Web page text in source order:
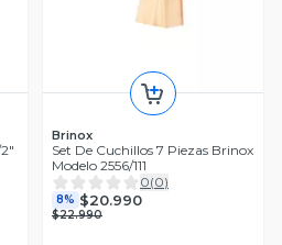
Brinox
Set De Cuchillos 7 Piezas Brinox
Modelo 2556/111
0(0)
8% $20.990
$22.990